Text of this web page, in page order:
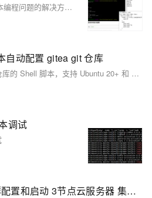
本文提供了几个Linux shell脚本编程问题的解决方案，包括转置文件内容、统计词频、验证有效电话号码和提取文件的第十行，每个问题都给出了至少一种实现方法。
自动配置 gitea git 仓库
这是一个自动配置 Gitea Git 仓库的 Shell 脚本，支持 Ubuntu 20+ 和 Debian 12+ 系统。脚本会创建必要的目录、下载并安装 Gitea，创建 Gitea 用户和服务，确保 Gitea 在系统启动时自动运行。用户可以选择从官方或小绿叶技术博客下载安装包。
调试
Hadoop-35 HBase 集群配置和启动 3节点云服务器 集群效果测试 Shell测试